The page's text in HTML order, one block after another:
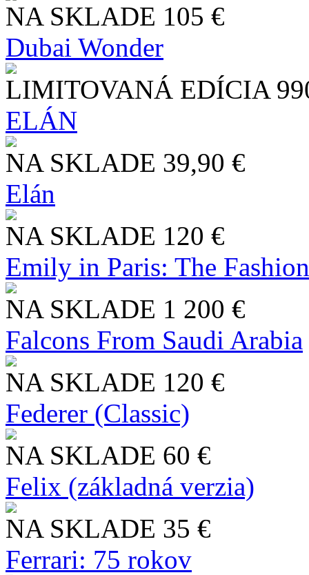
NA SKLADE 105 €
Dubai Wonder
LIMITOVANÁ EDÍCIA
ELÁN
NA SKLADE 39,90 €
Elán
NA SKLADE 120 €
Emily in Paris: The
NA SKLADE 1 200 €
Falcons From Saudi Arabia
NA SKLADE 120 €
Federer (Classic)
NA SKLADE 60 €
Felix (základná verzia)
NA SKLADE 35 €
Ferrari: 75 rokov